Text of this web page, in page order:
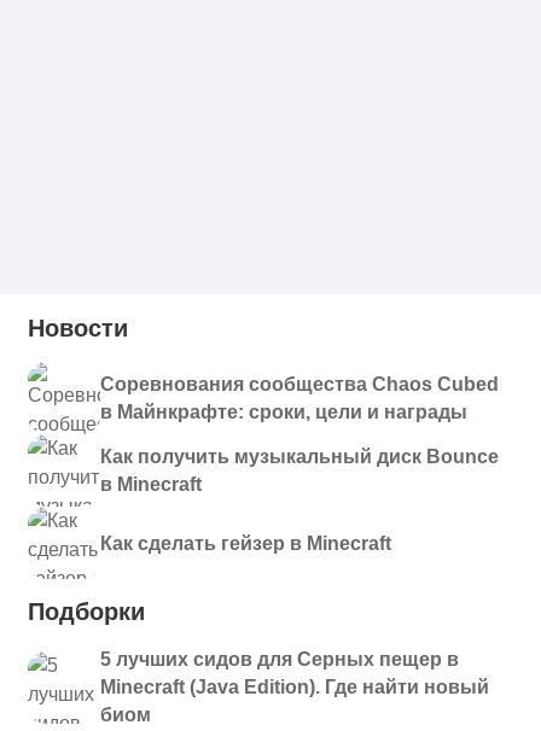
Новости
Соревнования сообщества Chaos Cubed
в Майнкрафте: сроки, цели и награды
Как получить музыкальный диск Bounce
в Minecraft
Как сделать гейзер в Minecraft
Подборки
5 лучших сидов для Серных пещер в
Minecraft (Java Edition). Где найти новый
биом